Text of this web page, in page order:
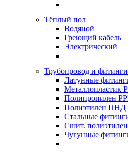
Тёплый пол
Водяной
Греющий кабель
Электрический
Трубопровод и фитинги
Латунные
Металлопластик
Полипропилен
Полиэтилен
Стальные
Сшит.
Чугунные